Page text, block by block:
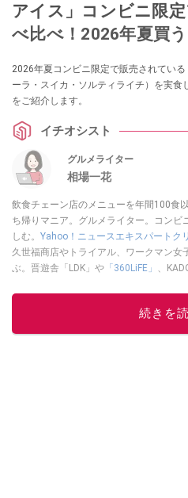
アイス」コンビニ限
べ比べ！2026年夏買
2026年夏コンビニ限定で販売されてい
ーラ・スイカ・ソルティライチ）を実
をご紹介します。
イチオシスト
グルメライター
相場一花
飲食チェーン店のメニューを年間100食
ち帰りマニア。グルメライター。コンビ
しむ。 Yahoo！ニュースエキスパートク
久世福商店やトライアル、ワークマン女
ぶ。晋遊舎「LDK」や 「360LiFE」 、
ルメライター、食の専門家として出演実
続きを